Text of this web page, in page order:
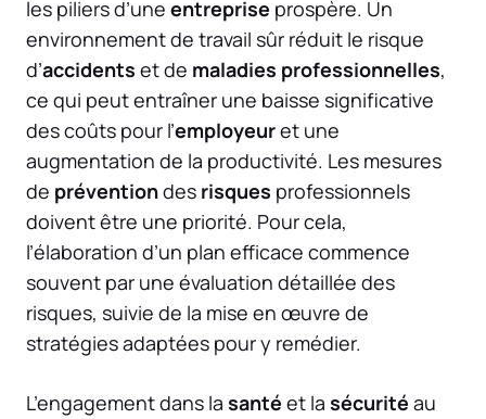
les piliers d’une entreprise prospère. Un
environnement de travail sûr réduit le risque
d’accidents et de maladies professionnelles,
ce qui peut entraîner une baisse significative
des coûts pour l’employeuret une
augmentation de la productivité. Les mesures
de préventiondes risques professionnels
doivent être une priorité. Pour cela,
l’élaboration d’un plan efficace commence
souvent par une évaluation détaillée des
risques, suivie de la mise en œuvre de
stratégies adaptées pour y remédier.
L’engagement dans la santé et la sécurité au